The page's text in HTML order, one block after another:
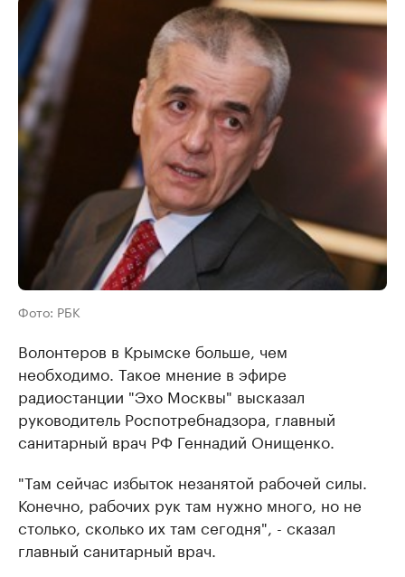
Фото: РБК
Волонтеров в Крымске больше, чем
необходимо. Такое мнение в эфире
радиостанции "Эхо Москвы" высказал
руководитель Роспотребнадзора, главный
санитарный врач РФ Геннадий Онищенко.
"Там сейчас избыток незанятой рабочей силы.
Конечно, рабочих рук там нужно много, но не
столько, сколько их там сегодня", - сказал
главный санитарный врач.